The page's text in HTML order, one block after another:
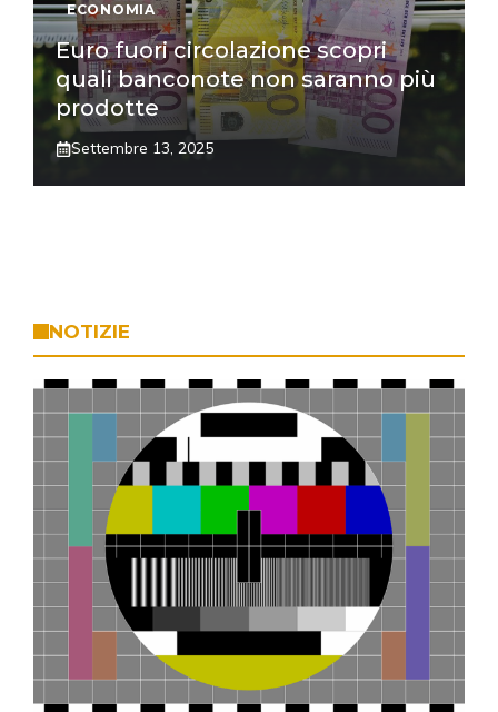
ECONOMIA
Euro fuori circolazione scopri
quali banconote non saranno più
prodotte
Settembre 13, 2025
NOTIZIE